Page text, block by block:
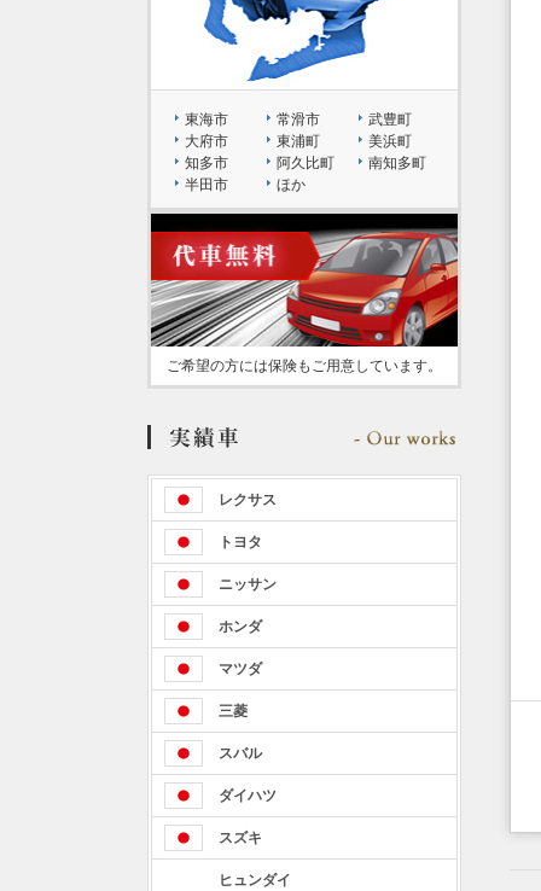
東海市 常滑市
武豊町
大府市
東浦町
美浜町
知多市
阿久比町
南知多町
半田市
ほか
ご希望の方には保険もご用意しています。
レクサス
トヨタ
ニッサン
ホンダ
マツダ
三菱
スバル
ダイハツ
スズキ
ヒュンダイ